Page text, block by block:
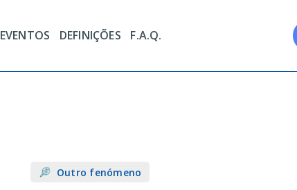
EVENTOS DEFINIÇÕES F.A.Q.
Outro fenómeno